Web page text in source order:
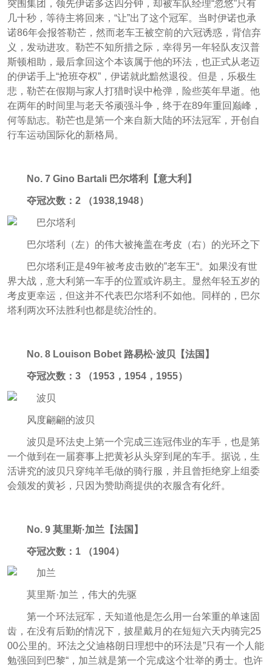
突围集团，领先伊诺多达四分钟，却被车队经理“忽悠”只有
几十秒，等待主将回来，“让”出了这个冠军。当时伊诺也承
诺86年会报答勒芒，然而老车王被空前的六冠诱惑，背信弃
义，发动进攻。勒芒不知所措之际，幸得另一年轻队友汉普
斯顿相助，最后拿回这个本该属于他的环法，也正式从老迈
的伊诺手上“抢班夺权”，伊诺就此黯然退役。但是，乐极生
悲，勒芒在假期与家人打猎时误中枪弹，险些英年早逝。他
在两年的时间里与老天爷顽强斗争，终于在89年重回巅峰，
何等励志。勒芒也是第一个来自新大陆的环法冠军，开创自
行车运动国际化的新格局。
No. 7 Gino Bartali 巴尔塔利【意大利】
夺冠次数：2 （1938,1948）
巴尔塔利（左）的伟大被掩盖在考皮（右）的光环之下
巴尔塔利正是49年被考皮击败的”老车王“。如果没有世
界大战，意大利第一车手的位置或许易主。显然年轻五岁的
考皮更幸运，但这并不代表巴尔塔利不如他。同样的，巴尔
塔利两次环法胜利也都是统治性的。
No. 8 Louison Bobet 路易松·波贝【法国】
夺冠次数：3 （1953，1954，1955）
风度翩翩的波贝
波贝是环法史上第一个完成三连冠伟业的车手，也是第
一个做到在一届赛事上把黄衫从头穿到尾的车手。据说，生
活讲究的波贝只穿纯羊毛做的骑行服，并且曾拒绝穿上组委
会颁发的黄衫，只因为赞助商提供的衣服含有化纤。
No. 9 莫里斯·加兰【法国】
夺冠次数：1 （1904）
莫里斯·加兰，伟大的先驱
第一个环法冠军，天知道他是怎么用一台笨重的单速固
齿，在没有后勤的情况下，披星戴月的在短短六天内骑完25
00公里的。环法之父迪格朗日理想中的环法是”只有一个人能
勉强回到巴黎“，加兰就是第一个完成这个壮举的勇士。也许